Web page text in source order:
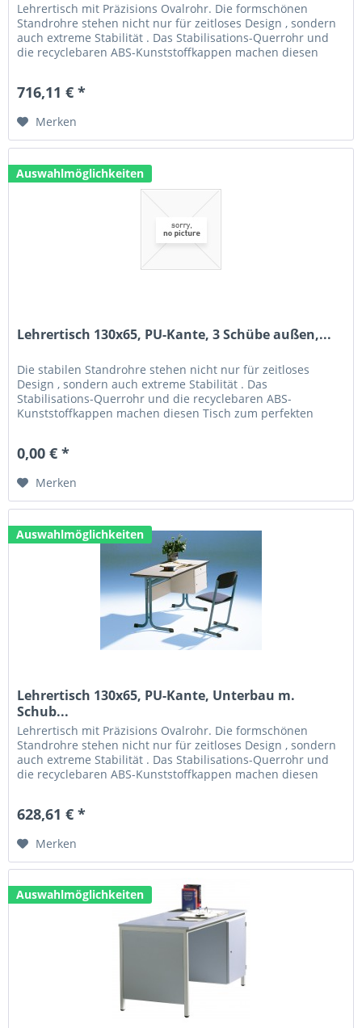
Lehrertisch mit Präzisions Ovalrohr. Die formschönen
Standrohre stehen nicht nur für zeitloses Design , sondern
auch extreme Stabilität . Das Stabilisations-Querrohr und
die recyclebaren ABS-Kunststoffkappen machen diesen
716,11 € *
Merken
Auswahlmöglichkeiten
Lehrertisch 130x65, PU-Kante, 3 Schübe außen,...
Die stabilen Standrohre stehen nicht nur für zeitloses
Design , sondern auch extreme Stabilität . Das
Stabilisations-Querrohr und die recyclebaren ABS-
Kunststoffkappen machen diesen Tisch zum perfekten
0,00 € *
Merken
Auswahlmöglichkeiten
Lehrertisch 130x65, PU-Kante, Unterbau m.
Schub...
Lehrertisch mit Präzisions Ovalrohr. Die formschönen
Standrohre stehen nicht nur für zeitloses Design , sondern
auch extreme Stabilität . Das Stabilisations-Querrohr und
die recyclebaren ABS-Kunststoffkappen machen diesen
628,61 € *
Merken
Auswahlmöglichkeiten